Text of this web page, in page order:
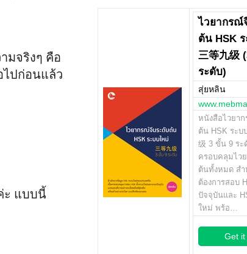
มจริงๆ คือ
ไปก่อนแล้ว
ะ แบบนี้
ไวยากรณ์
ต้น HSK
三等九级
ระดับ)
สุ่ยหลิน
หนังสือไวยา
ต้น HSK ระบ
级 3 ขั้น 9 ระ
ครอบคลุมไว
ต้นทั้งหมด สำ
ต้องการสอบ
ปัจจุบันและ
ใหม่ พร้อ…
Get it